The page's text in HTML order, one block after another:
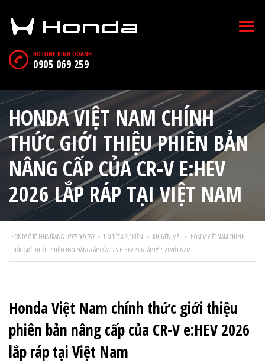
HOTLINE KINH DOANH:
0905 069 259
HONDA VIỆT NAM CHÍNH
THỨC GIỚI THIỆU PHIÊN BẢN
NÂNG CẤP CỦA CR-V E:HEV
2026 LẮP RÁP TẠI VIỆT NAM
HONDA Ô TÔ NHA TRANG - 0905 069 259 > TIN TỨC & SỰ KIỆN > KHUYẾN MÃI > HONDA VIỆT NAM CHÍNH
THỨC GIỚI THIỆU PHIÊN BẢN NÂNG CẤP CỦA CR-V E:HEV 2026 LẮP RÁP TẠI VIỆT NAM
Honda Việt Nam chính thức giới thiệu
phiên bản nâng cấp của CR-V e:HEV 2026
lắp ráp tại Việt Nam